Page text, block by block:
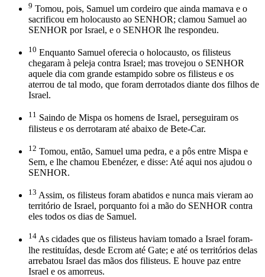
9 Tomou, pois, Samuel um cordeiro que ainda mamava e o
sacrificou em holocausto ao SENHOR; clamou Samuel ao
SENHOR por Israel, e o SENHOR lhe respondeu.
10 Enquanto Samuel oferecia o holocausto, os filisteus
chegaram à peleja contra Israel; mas trovejou o SENHOR
aquele dia com grande estampido sobre os filisteus e os
aterrou de tal modo, que foram derrotados diante dos filhos de
Israel.
11 Saindo de Mispa os homens de Israel, perseguiram os
filisteus e os derrotaram até abaixo de Bete-Car.
12 Tomou, então, Samuel uma pedra, e a pôs entre Mispa e
Sem, e lhe chamou Ebenézer, e disse: Até aqui nos ajudou o
SENHOR.
13 Assim, os filisteus foram abatidos e nunca mais vieram ao
território de Israel, porquanto foi a mão do SENHOR contra
eles todos os dias de Samuel.
14 As cidades que os filisteus haviam tomado a Israel foram-
lhe restituídas, desde Ecrom até Gate; e até os territórios delas
arrebatou Israel das mãos dos filisteus. E houve paz entre
Israel e os amorreus.